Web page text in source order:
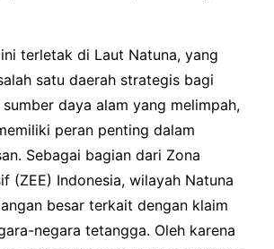
terletak di Laut Natuna, yang
satu daerah strategis bagi
sumber daya alam yang melimpah,
peran penting dalam
Sebagai bagian dari Zona
(ZEE) Indonesia, wilayah Natuna
besar terkait dengan klaim
negara tetangga. Oleh karena